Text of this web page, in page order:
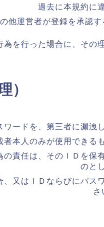
過去に本規約に
他運営者が登録を承認
為を行った場合に、その
）
ワードを、第三者に漏洩
者本人のみが使用でき
の責任は、そのＩＤを
のと
又はＩＤならびにパ
さ